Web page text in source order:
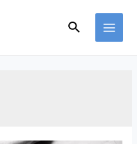
Search